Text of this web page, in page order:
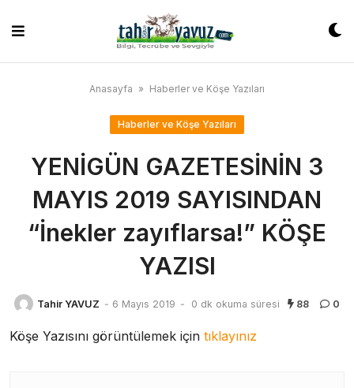
content
Anasayfa » Haberler ve Köşe Yazıları
Haberler ve Köşe Yazıları
YENİGÜN GAZETESİNİN 3
MAYIS 2019 SAYISINDAN
“İnekler zayıflarsa!” KÖŞE
YAZISI
Tahir YAVUZ - 6 Mayıs 2019 - 0 dk okuma süresi 88 0
Köşe Yazısını görüntülemek için tıklayınız